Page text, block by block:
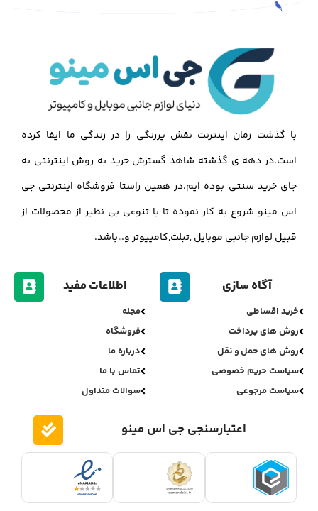
با گذشت زمان اینترنت نقش پررنگی را در زندگی ما ایفا کرده
است.در دهه ی گذشته شاهد گسترش خرید به روش اینترنتی به
جای خرید سنتی بوده ایم.در همین راستا فروشگاه اینترنتی جی
اس مینو شروع به کار نموده تا با تنوعی بی نظیر از محصولات از
قبیل لوازم جانبی موبایل ,تبلت,کامپیوتر و…باشد.
آگاه سازی
خرید اقساطی
روش های پرداخت
روش های حمل و نقل
سیاست حریم خصوصی
سیاست مرجوعی
اطلاعات مفید
مجله
فروشگاه
درباره ما
تماس با ما
سوالات متداول
اعتبارسنجی جی اس مینو